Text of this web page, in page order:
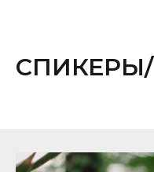
СПИКЕРЫ/